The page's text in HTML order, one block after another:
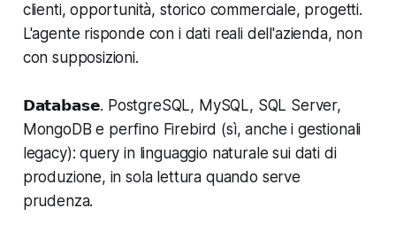
clienti, opportunità, storico commerciale, progetti.
L'agente risponde con i dati reali dell'azienda, non
con supposizioni.
𝗗𝗮𝘁𝗮𝗯𝗮𝘀𝗲. PostgreSQL, MySQL, SQL Server,
MongoDB e perfino Firebird (sì, anche i gestionali
legacy): query in linguaggio naturale sui dati di
produzione, in sola lettura quando serve
prudenza.